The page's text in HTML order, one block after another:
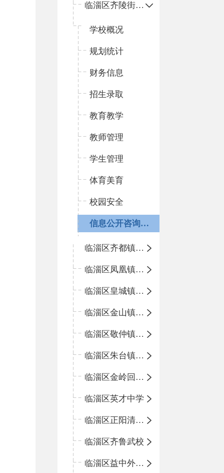
临淄区齐陵街道中心学校
学校概况
规划统计
财务信息
招生录取
教育教学
教师管理
学生管理
体育美育
校园安全
信息公开咨询指南
临淄区齐都镇中心学校
临淄区凤凰镇中心学校
临淄区皇城镇中心学校
临淄区金山镇中心学校
临淄区敬仲镇中心学校
临淄区朱台镇中心学校
临淄区金岭回族镇中心学校
临淄区英才中学
临淄区正阳清北实验学校
临淄区齐鲁武校
临淄区益中外语学校